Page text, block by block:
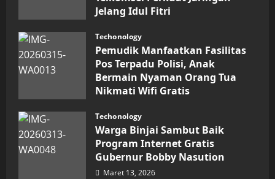
Jelang Idul Fitri
Techonology
Pemudik Manfaatkan Fasilitas
Pos Terpadu Polisi, Anak
Bermain Nyaman Orang Tua
Nikmati Wifi Gratis
Techonology
Warga Binjai Sambut Baik
Program Internet Gratis
Gubernur Bobby Nasution
Maret 13, 2026